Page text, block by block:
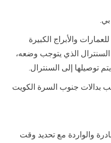
والأبراج الكبيرة
الذي يتوجب وضعه،
توصيلها إلى السنترال.
بدالات جنوب السرة الكويت
والواردة مع تحديد وقت